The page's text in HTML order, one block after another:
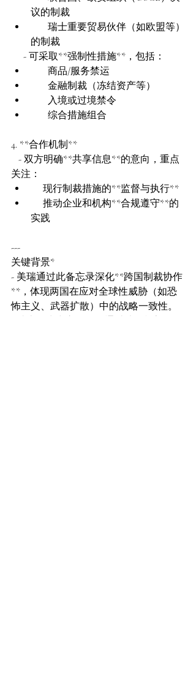
议的制裁
的制裁
     - 可采取**强制性措施**，包括：
       商品/服务禁运
       金融制裁（冻结资产等）
       入境或过境禁令
       综合措施组合
4. **合作机制**
关注：
     现行制裁措施的**监督与执行**
实践
---
关键背景*
- 美瑞通过此备忘录深化**跨国制裁协作
**，体现两国在应对全球性威胁（如恐
怖主义、武器扩散）中的战略一致性。